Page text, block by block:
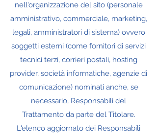
nell'organizzazione del sito (personale
amministrativo, commerciale, marketing,
legali, amministratori di sistema) ovvero
soggetti esterni (come fornitori di servizi
tecnici terzi, corrieri postali, hosting
provider, società informatiche, agenzie di
comunicazione) nominati anche, se
necessario, Responsabili del
Trattamento da parte del Titolare.
L'elenco aggiornato dei Responsabili